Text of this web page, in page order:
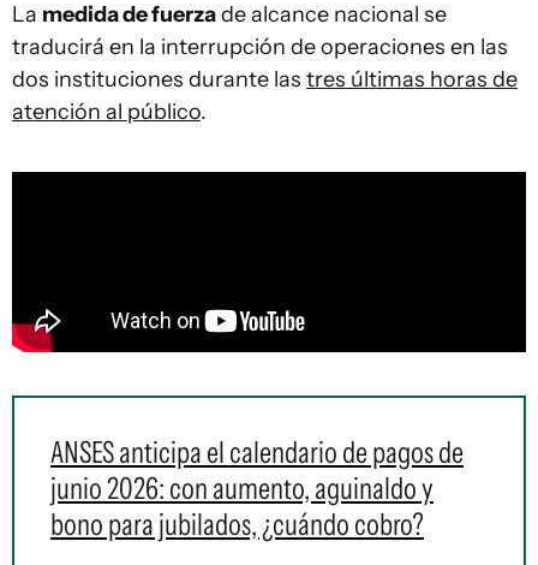
La medida de fuerzade alcance nacional se
traducirá en la interrupción de operaciones en las
dos instituciones durante las tres últimas horas de
atención al público.
ANSES anticipa el calendario de pagos de
junio 2026: con aumento, aguinaldo y
bono para jubilados, ¿cuándo cobro?